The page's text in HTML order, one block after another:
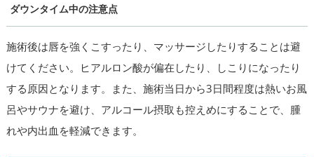
ダウンタイム中の注意点
施術後は唇を強くこすったり、マッサージしたりすることは避
けてください。ヒアルロン酸が偏在したり、しこりになったり
する原因となります。また、施術当日から3日間程度は熱いお風
呂やサウナを避け、アルコール摂取も控えめにすることで、腫
れや内出血を軽減できます。